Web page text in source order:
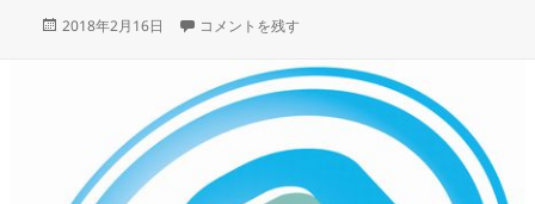
投
2018年2月16日 今回は『ウッチー』です。 に
コメントを残す